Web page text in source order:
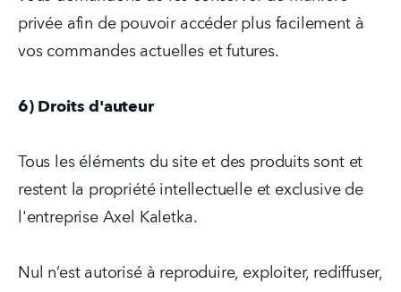
privée afin de pouvoir accéder plus facilement à
vos commandes actuelles et futures.
6) Droits d'auteur
Tous les éléments du site et des produits sont et
restent la propriété intellectuelle et exclusive de
l'entreprise Axel Kaletka.
Nul n’est autorisé à reproduire, exploiter, rediffuser,